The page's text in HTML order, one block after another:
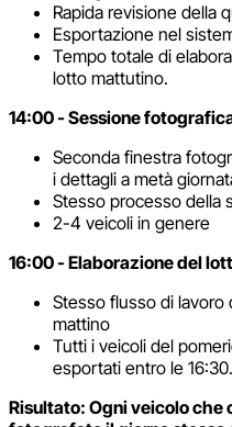
Rapida revisione della
Esportazione nel
Tempo totale di
lotto mattutino.
14:00 - Sessione
Seconda finestra
i dettagli a metà
Stesso processo della
2-4 veicoli in genere
16:00 - Elaborazione del
Stesso flusso di
mattino
Tutti i veicoli del
esportati entro le 16:30.
Risultato: Ogni veicolo